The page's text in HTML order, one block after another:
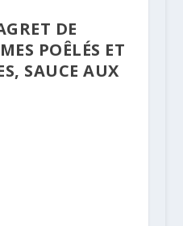
DE
POÊLÉS ET
SAUCE AUX